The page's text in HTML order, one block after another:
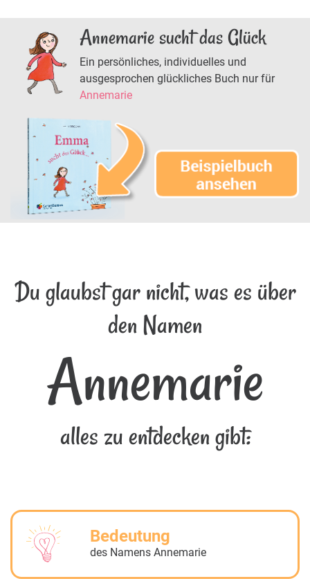
Annemarie sucht das Glück
Ein persönliches, individuelles und
ausgesprochen glückliches Buch nur für
Annemarie
Du glaubst gar nicht, was es über
den Namen
Annemarie
alles zu entdecken gibt:
Bedeutung
des Namens Annemarie